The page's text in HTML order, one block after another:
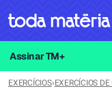
Assinar TM+
EXERCÍCIOS›EXERCÍCIOS